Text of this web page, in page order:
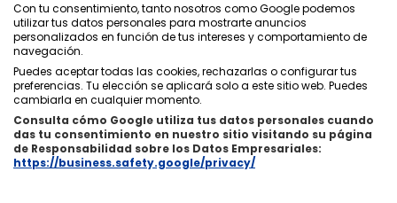
Aviso Legal
Quiénes Somos ixigo
Copyright © Trenes.com. Todos los derechos reservados.
Con tu consentimiento, tanto nosotros como Google podemos
utilizar tus datos personales para mostrarte anuncios
personalizados en función de tus intereses y comportamiento de
navegación.
Puedes aceptar todas las cookies, rechazarlas o configurar tus
preferencias. Tu elección se aplicará solo a este sitio web. Puedes
cambiarla en cualquier momento.
Consulta cómo Google utiliza tus datos personales cuando
das tu consentimiento en nuestro sitio visitando su página
de Responsabilidad sobre los Datos Empresariales:
https://business.safety.google/privacy/